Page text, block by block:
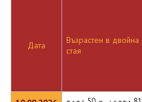
Дата
Възрастен в двойна
стая